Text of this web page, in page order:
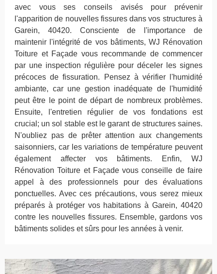
avec vous ses conseils avisés pour prévenir
l'apparition de nouvelles fissures dans vos structures à
Garein, 40420. Consciente de l'importance de
maintenir l'intégrité de vos bâtiments, WJ Rénovation
Toiture et Façade vous recommande de commencer
par une inspection régulière pour déceler les signes
précoces de fissuration. Pensez à vérifier l'humidité
ambiante, car une gestion inadéquate de l'humidité
peut être le point de départ de nombreux problèmes.
Ensuite, l'entretien régulier de vos fondations est
crucial; un sol stable est le garant de structures saines.
N'oubliez pas de prêter attention aux changements
saisonniers, car les variations de température peuvent
également affecter vos bâtiments. Enfin, WJ
Rénovation Toiture et Façade vous conseille de faire
appel à des professionnels pour des évaluations
ponctuelles. Avec ces précautions, vous serez mieux
préparés à protéger vos habitations à Garein, 40420
contre les nouvelles fissures. Ensemble, gardons vos
bâtiments solides et sûrs pour les années à venir.